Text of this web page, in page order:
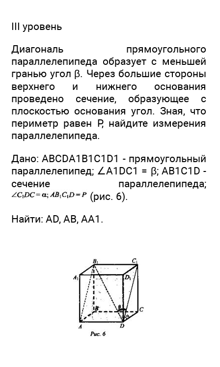
III уровень
Диагональ прямоугольного
параллелепипеда образует с меньшей
гранью угол β. Через большие стороны
верхнего и нижнего основания
проведено сечение, образующее с
плоскостью основания угол. Зная, что
периметр равен Р, найдите измерения
параллелепипеда.
Дано: ABCDA1B1C1D1 - прямоугольный
параллелепипед; ∠A1DC1 = β; AB1C1D -
сечение параллелепипеда;
(рис. 6).
Найти: AD, АВ, АА1.